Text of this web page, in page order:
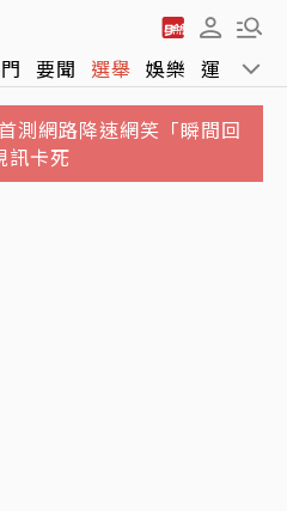
要聞 選舉 娛樂 運動 全
測網路降速網笑「瞬間回
訊卡死